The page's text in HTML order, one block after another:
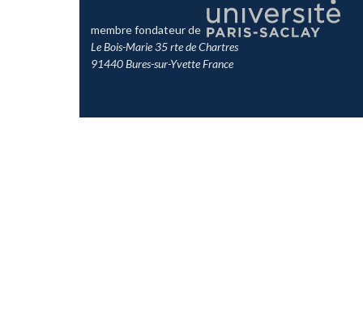
membre fondateur de
Le Bois-Marie 35 rte de Chartres
91440 Bures-sur-Yvette France